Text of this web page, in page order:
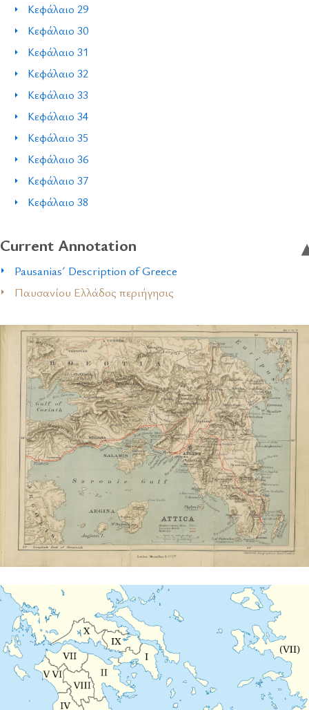
Κεφάλαιο 29
Κεφάλαιο 30
Κεφάλαιο 31
Κεφάλαιο 32
Κεφάλαιο 33
Κεφάλαιο 34
Κεφάλαιο 35
Κεφάλαιο 36
Κεφάλαιο 37
Κεφάλαιο 38
Current Annotation
Pausanias´ Description of Greece
Παυσανίου Ελλάδος περιήγησις